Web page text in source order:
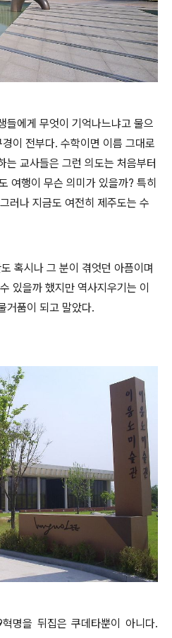
들에게 무엇이 기억나느냐고 물으
이 전부다. 수학이면 이름 그대로
는 교사들은 그런 의도는 처음부터
여행이 무슨 의미가 있을까? 특히
러나 지금도 여전히 제주도는 수
혹시나 그 분이 겪엇던 아픔이며
있을까 했지만 역사지우기는 이
거품이 되고 말았다.
명을 뒤집은 쿠데타뿐이 아니다.